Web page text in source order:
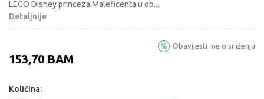
LEGO Disney princeza Maleficenta u ob...
Detaljnije
153,70 BAM
Obavijesti me o sniženju
Količina: